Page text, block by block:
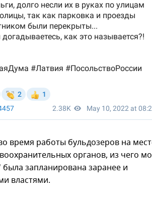
время работы бульдозеров на
органов, из чего
запланирована заранее и
властями.